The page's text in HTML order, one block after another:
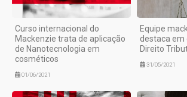
Curso internacional do
Mackenzie trata de aplicação
de Nanotecnologia em
cosméticos
01/06/2021
Equipe
destaca em
Direito
31/05/2021